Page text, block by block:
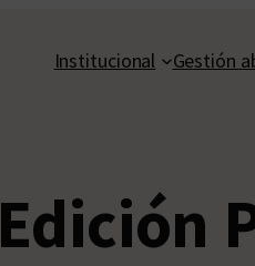
Institucional Gestión
Edición